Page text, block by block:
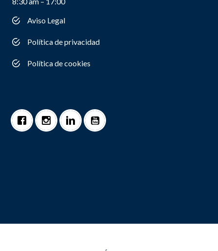
Aviso Legal
Política de privacidad
Política de cookies